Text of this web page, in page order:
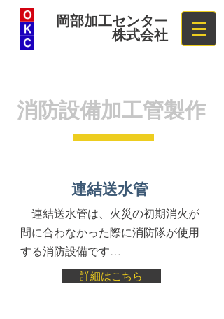
岡部加工センター
株式会社
消防設備加工管製作
連結送水管
連結送水管は、火災の初期消火が
間に合わなかった際に消防隊が使用
する消防設備です…
詳細はこちら